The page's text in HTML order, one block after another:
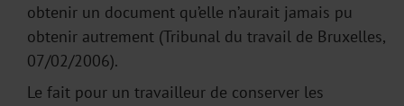
obtenir un document qu’elle n’aurait jamais pu
obtenir autrement (Tribunal du travail de Bruxelles,
07/02/2006).
Le fait pour un travailleur de conserver les